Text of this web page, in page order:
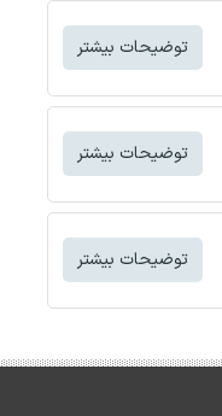
توضیحات بیشتر
توضیحات بیشتر
توضیحات بیشتر